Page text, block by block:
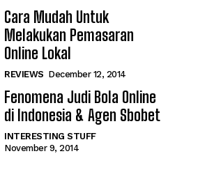
Cara Mudah Untuk
Melakukan Pemasaran
Online Lokal
REVIEWS December 12, 2014
Fenomena Judi Bola Online
di Indonesia & Agen Sbobet
INTERESTING STUFF
November 9, 2014